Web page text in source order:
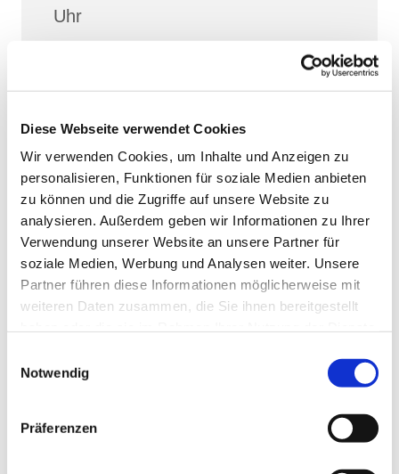
Diese Webseite verwendet Cookies
Wir verwenden Cookies, um Inhalte und Anzeigen zu
personalisieren, Funktionen für soziale Medien anbieten
zu können und die Zugriffe auf unsere Website zu
analysieren. Außerdem geben wir Informationen zu Ihrer
Verwendung unserer Website an unsere Partner für
soziale Medien, Werbung und Analysen weiter. Unsere
Partner führen diese Informationen möglicherweise mit
weiteren Daten zusammen, die Sie ihnen bereitgestellt
Notwendig
Präferenzen
Uhr
St. Josef, Stralsund, Jungfernstieg
3A, 18437 Stralsund